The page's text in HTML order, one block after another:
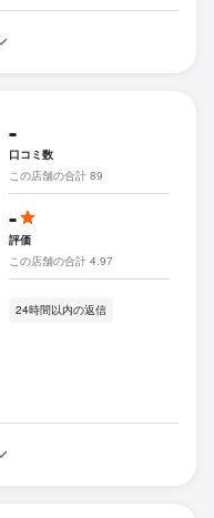
-
口コミ数
この店舗の合計 89
-
評価
この店舗の合計 4.97
24時間以内の返信